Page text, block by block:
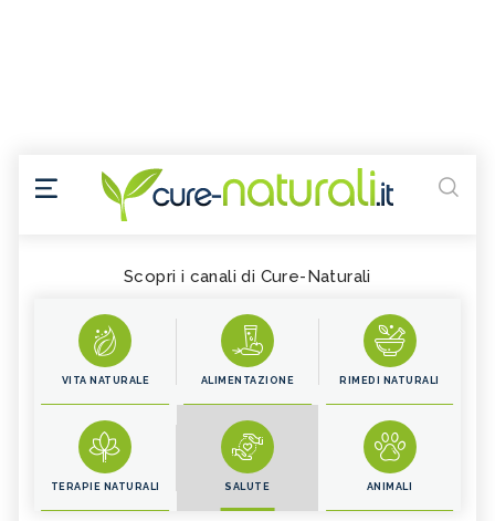
Scopri i canali di Cure-Naturali
VITA NATURALE ALIMENTAZIONE RIMEDI NATURALI
TERAPIE NATURALI SALUTE ANIMALI